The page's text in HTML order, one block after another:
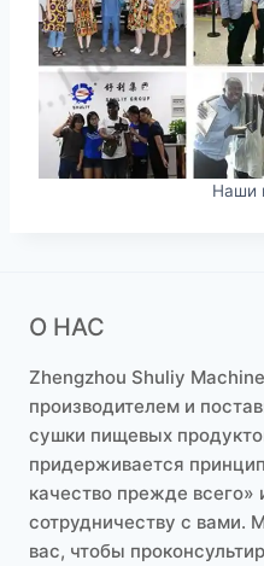
Наши
О НАС
Zhengzhou Shuliy
производителем и
сушки пищевых
придерживается
качество прежде всего»
сотрудничеству с вами.
вас, чтобы